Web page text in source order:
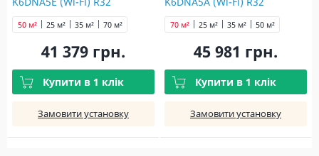
25 м² 35 м²
50 м² 70 м²
41 379 грн.
Купити в 1 клік
Замовити установку
25 м² 35 м² 50 м²
70 м²
45 981 грн.
Купити в 1 клік
Замовити установку